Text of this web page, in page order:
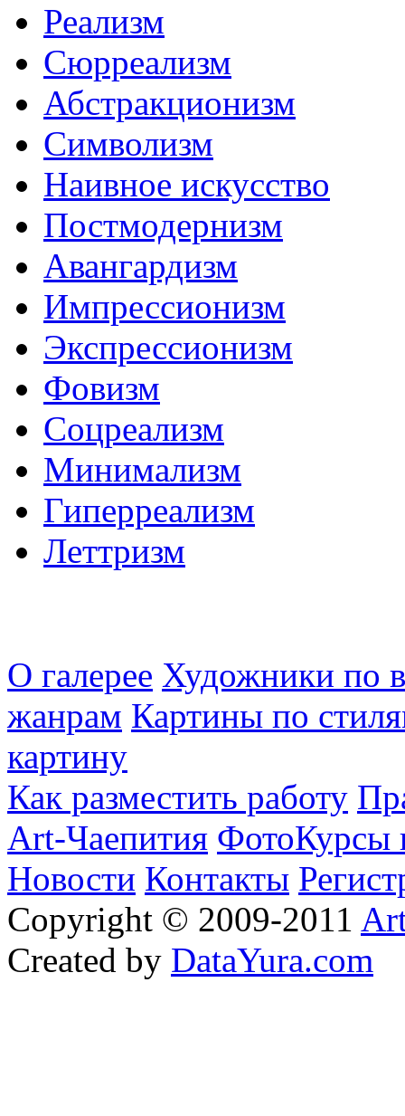
Реализм
Сюрреализм
Абстракционизм
Символизм
Наивное искусство
Постмодернизм
Авангардизм
Импрессионизм
Экспрессионизм
Фовизм
Соцреализм
Минимализм
Гиперреализм
Леттризм
О галерее Художники по
жанрам Картины по
картину
Как разместить работу
Art-Чаепития ФотоКурсы
Новости Контакты
Copyright © 2009-2011
Created by DataYura.com